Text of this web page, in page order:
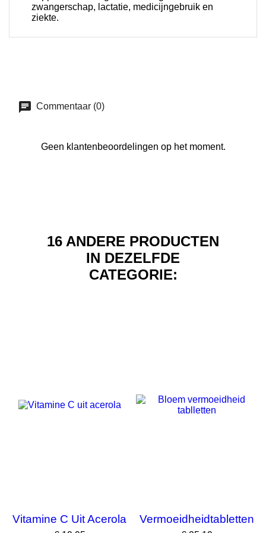
zwangerschap, lactatie, medicijngebruik en
ziekte.
Commentaar (0)
Geen klantenbeoordelingen op het moment.
16 ANDERE PRODUCTEN
IN DEZELFDE
CATEGORIE:
Vitamine C Uit Acerola Vermoeidheidtabletten